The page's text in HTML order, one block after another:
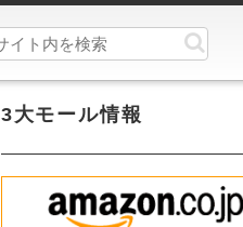
3大モール情報